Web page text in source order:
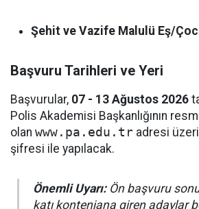
Şehit ve Vazife Malulü Eş/
Başvuru Tarihleri ve Yeri
Başvurular, 07 - 13 Ağustos 2026
Polis Akademisi Başkanlığının
olan www.pa.edu.tr adresi
şifresi ile yapılacak.
Önemli Uyarı:Ön başvuru
katı kontenjana giren adaylar